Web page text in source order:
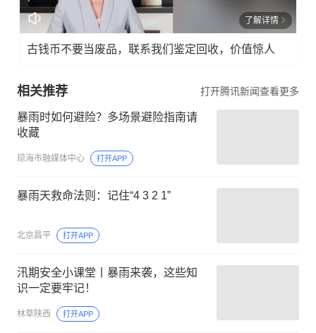
了解详情
古钱币不要当废品，联系我们鉴定回收，价值惊人
相关推荐 打开腾讯新闻查看更多
暴雨时如何避险？多场景避险指南请
收藏
琼海市融媒体中心 打开APP
暴雨天救命法则：记住“4 3 2 1”
北京昌平 打开APP
汛期安全小课堂丨暴雨来袭，这些知
识一定要牢记！
林草陕西 打开APP